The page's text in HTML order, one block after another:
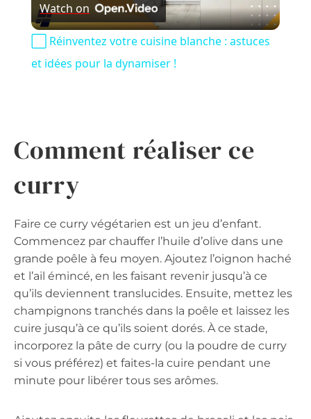
Video
Watch on
⬜️ Réinventez votre cuisine blanche : astuces
et idées pour la dynamiser !
Comment réaliser ce
curry
Faire ce curry végétarien est un jeu d’enfant.
Commencez par chauffer l’huile d’olive dans une
grande poêle à feu moyen. Ajoutez l’oignon haché
et l’ail émincé, en les faisant revenir jusqu’à ce
qu’ils deviennent translucides. Ensuite, mettez les
champignons tranchés dans la poêle et laissez les
cuire jusqu’à ce qu’ils soient dorés. À ce stade,
incorporez la pâte de curry (ou la poudre de curry
si vous préférez) et faites-la cuire pendant une
minute pour libérer tous ses arômes.